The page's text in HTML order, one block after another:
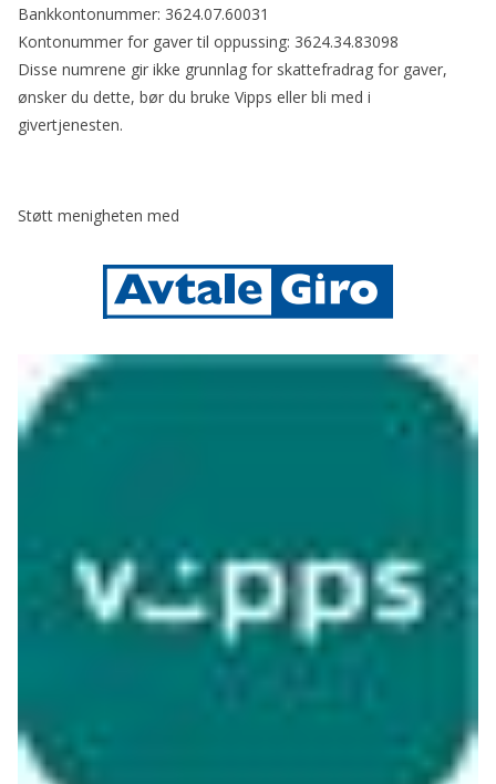
Bankkontonummer: 3624.07.60031
Kontonummer for gaver til oppussing: 3624.34.83098
Disse numrene gir ikke grunnlag for skattefradrag for gaver,
ønsker du dette, bør du bruke Vipps eller bli med i
givertjenesten.
Støtt menigheten med